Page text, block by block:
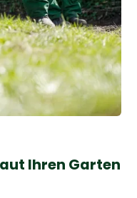
Ihren Garten